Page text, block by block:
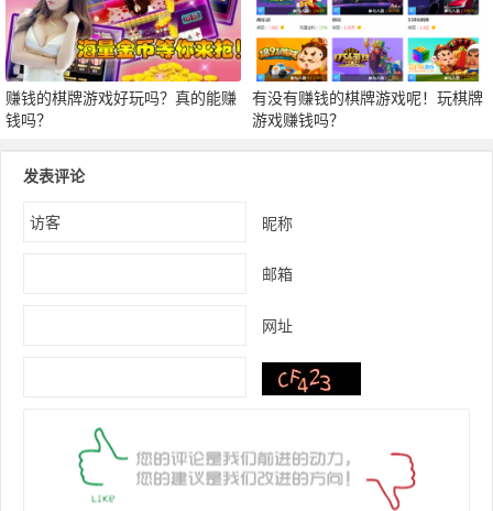
赚钱的棋牌游戏好玩吗？真的能赚
钱吗？
有没有赚钱的棋牌游戏呢！玩棋牌
游戏赚钱吗？
发表评论
昵称
邮箱
网址